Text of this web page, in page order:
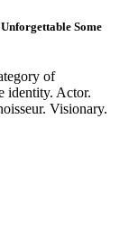
Some
of
identity. Actor.
Visionary.